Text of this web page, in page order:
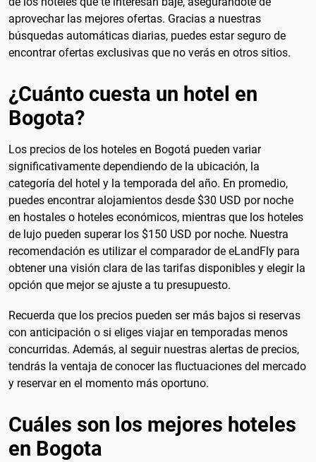
aprovechar las mejores ofertas. Gracias a nuestras
búsquedas automáticas diarias, puedes estar seguro de
encontrar ofertas exclusivas que no verás en otros sitios.
¿Cuánto cuesta un hotel en
Bogota?
Los precios de los hoteles en Bogotá pueden variar
significativamente dependiendo de la ubicación, la
categoría del hotel y la temporada del año. En promedio,
puedes encontrar alojamientos desde $30 USD por noche
en hostales o hoteles económicos, mientras que los hoteles
de lujo pueden superar los $150 USD por noche. Nuestra
recomendación es utilizar el comparador de eLandFly para
obtener una visión clara de las tarifas disponibles y elegir la
opción que mejor se ajuste a tu presupuesto.
Recuerda que los precios pueden ser más bajos si reservas
con anticipación o si eliges viajar en temporadas menos
concurridas. Además, al seguir nuestras alertas de precios,
tendrás la ventaja de conocer las fluctuaciones del mercado
y reservar en el momento más oportuno.
Cuáles son los mejores hoteles
en Bogota